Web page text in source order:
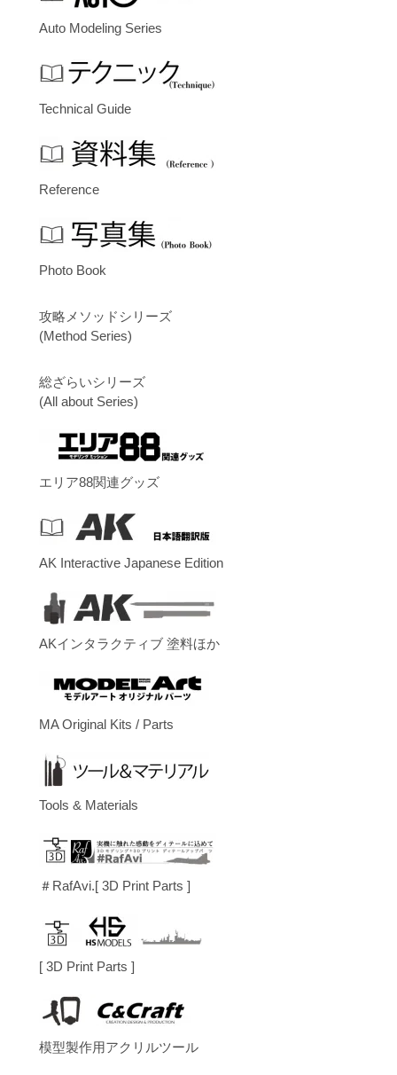
Auto Modeling Series
Technical Guide
Reference
Photo Book
攻略メソッドシリーズ
(Method Series)
総ざらいシリーズ
(All about Series)
エリア88関連グッズ
AK Interactive Japanese Edition
AKインタラクティブ 塗料ほか
MA Original Kits / Parts
Tools & Materials
＃RafAvi.[ 3D Print Parts ]
[ 3D Print Parts ]
模型製作用アクリルツール